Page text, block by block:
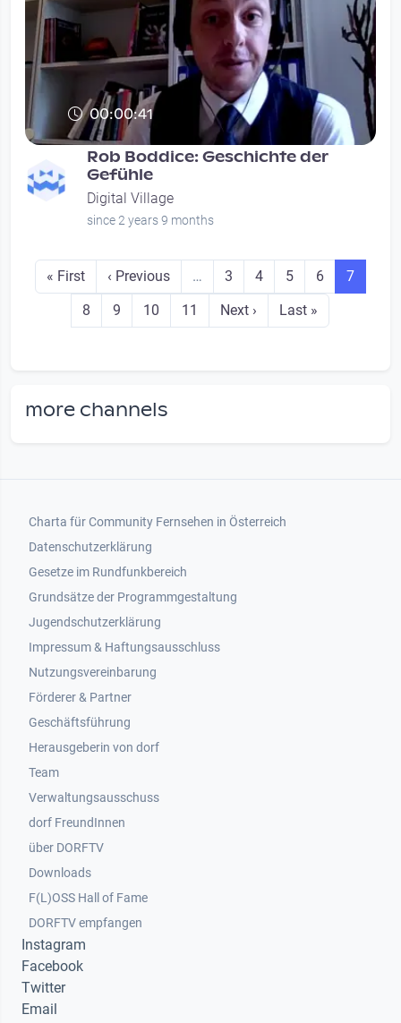
00:00:41
Rob Boddice: Geschichte der
Gefühle
Digital Village
since 2 years 9 months
Seitennummerierung
First page
« First Previous page
‹ Previous … Seite
3 Seite
4 Seite
5 Seite
6 Seite
7
Seite
8 Seite
9 Seite
10 Seite
11 Next page
Next › Last page
Last »
more channels
Footer 1
Charta für Community Fernsehen in Österreich
Datenschutzerklärung
Gesetze im Rundfunkbereich
Grundsätze der Programmgestaltung
Jugendschutzerklärung
Impressum & Haftungsausschluss
Nutzungsvereinbarung
Footer 2
Förderer & Partner
Geschäftsführung
Herausgeberin von dorf
Team
Verwaltungsausschuss
dorf FreundInnen
Footer 3
über DORFTV
Downloads
F(L)OSS Hall of Fame
Footer 4
DORFTV empfangen
Instagram
Facebook
Twitter
Email